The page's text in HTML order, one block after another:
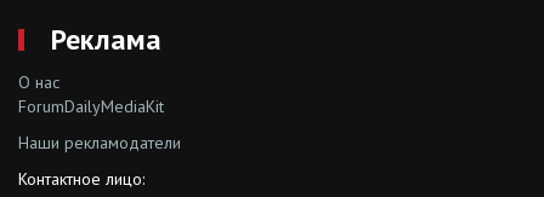
Реклама
О нас
ForumDailyMediaKit
Наши рекламодатели
Контактное лицо: